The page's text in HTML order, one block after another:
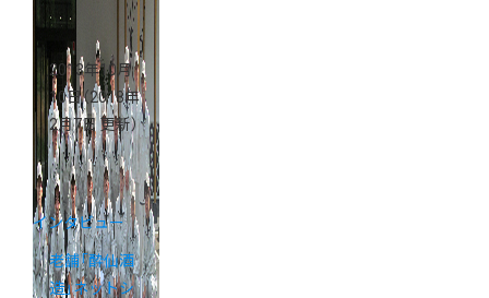
した。
2013年10月
10日（2018年
2月7日 更新）
インタビュー
老舗「酔仙酒
造」ネットシ